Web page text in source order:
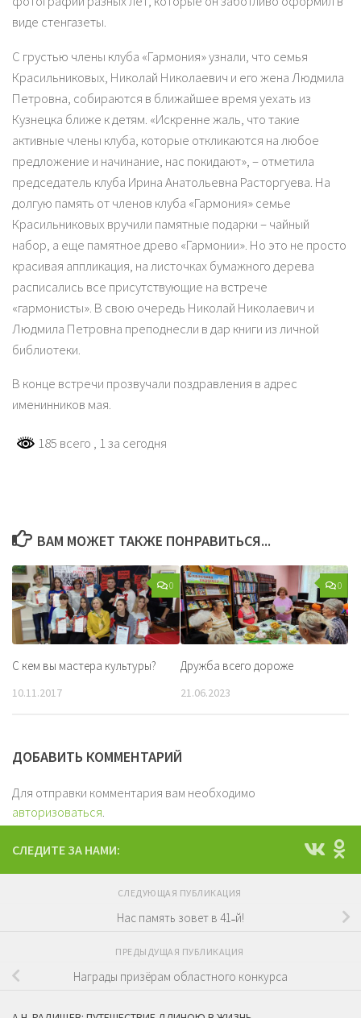
виде стенгазеты.
С грустью члены клуба «Гармония» узнали, что семья
Красильниковых, Николай Николаевич и его жена Людмила
Петровна, собираются в ближайшее время уехать из
Кузнецка ближе к детям. «Искренне жаль, что такие
активные члены клуба, которые откликаются на любое
предложение и начинание, нас покидают», – отметила
председатель клуба Ирина Анатольевна Расторгуева. На
долгую память от членов клуба «Гармония» семье
Красильниковых вручили памятные подарки – чайный
набор, а еще памятное древо «Гармонии». Но это не просто
красивая аппликация, на листочках бумажного дерева
расписались все присутствующие на встрече
«гармонисты». В свою очередь Николай Николаевич и
Людмила Петровна преподнесли в дар книги из личной
библиотеки.
В конце встречи прозвучали поздравления в адрес
именинников мая.
185 всего , 1 за сегодня
ВАМ МОЖЕТ ТАКЖЕ ПОНРАВИТЬСЯ...
0
С кем вы мастера культуры?
10.11.2017
0
Дружба всего дороже
21.06.2023
ДОБАВИТЬ КОММЕНТАРИЙ
Для отправки комментария вам необходимо
авторизоваться
СЛЕДИТЕ ЗА НАМИ:
СЛЕДУЮЩАЯ ПУБЛИКАЦИЯ
Нас память зовет в 41˗й!
ПРЕДЫДУЩАЯ ПУБЛИКАЦИЯ
Награды призёрам областного конкурса